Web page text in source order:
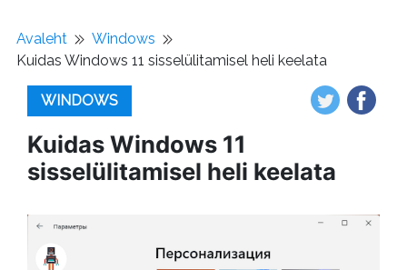
Avaleht
Windows
Kuidas Windows 11 sisselülitamisel heli keelata
WINDOWS
Kuidas Windows 11
sisselülitamisel heli keelata